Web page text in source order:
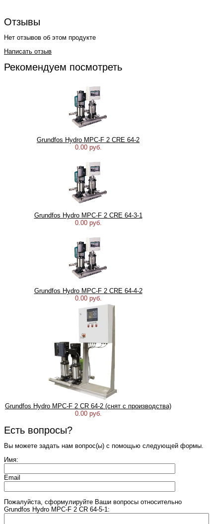
Отзывы
Нет отзывов об этом продукте
Написать отзыв
Рекомендуем посмотреть
Grundfos Hydro MPC-F 2 CRE 64-2
0.00 руб.
Grundfos Hydro MPC-F 2 CRE 64-3-1
0.00 руб.
Grundfos Hydro MPC-F 2 CRE 64-4-2
0.00 руб.
Grundfos Hydro MPC-F 2 CR 64-2 (снят с производства)
0.00 руб.
Есть вопросы?
Вы можете задать нам вопрос(ы) с помощью следующей формы.
Имя:
Email
Пожалуйста, сформулируйте Ваши вопросы относительно
Grundfos Hydro MPC-F 2 CR 64-5-1: